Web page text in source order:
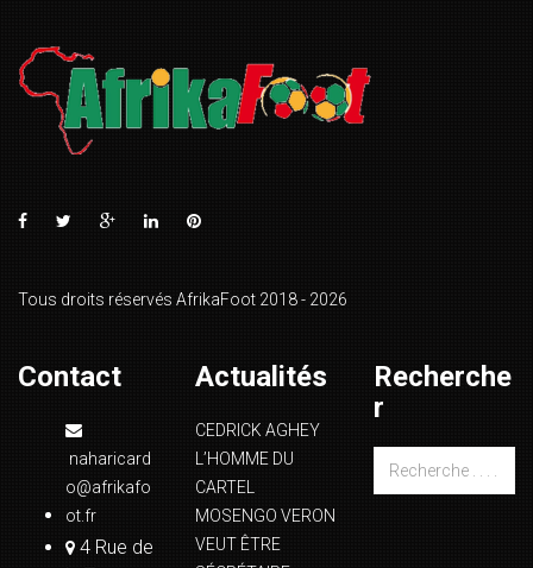
Tous droits réservés AfrikaFoot 2018 - 2026
Contact
naharicard
o@afrikafo
ot.fr
4 Rue de
Actualités
CEDRICK AGHEY
L’HOMME DU
CARTEL
MOSENGO VERON
VEUT ÊTRE
Recherche
r